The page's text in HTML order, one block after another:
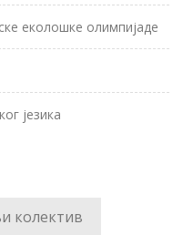
еколошке олимпијаде
језика
колектив